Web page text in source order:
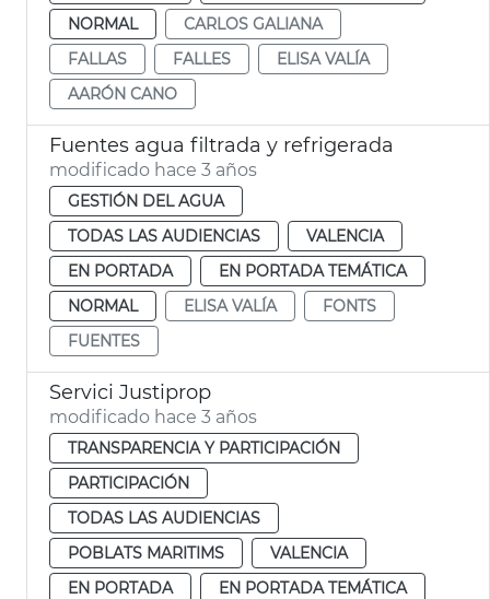
NORMAL
CARLOS GALIANA
FALLAS
FALLES
ELISA VALÍA
AARÓN CANO
Fuentes agua filtrada y refrigerada
modificado hace 3 años
GESTIÓN DEL AGUA
TODAS LAS AUDIENCIAS
VALENCIA
EN PORTADA
EN PORTADA TEMÁTICA
NORMAL
ELISA VALÍA
FONTS
FUENTES
Servici Justiprop
modificado hace 3 años
TRANSPARENCIA Y PARTICIPACIÓN
PARTICIPACIÓN
TODAS LAS AUDIENCIAS
POBLATS MARITIMS
VALENCIA
EN PORTADA
EN PORTADA TEMÁTICA